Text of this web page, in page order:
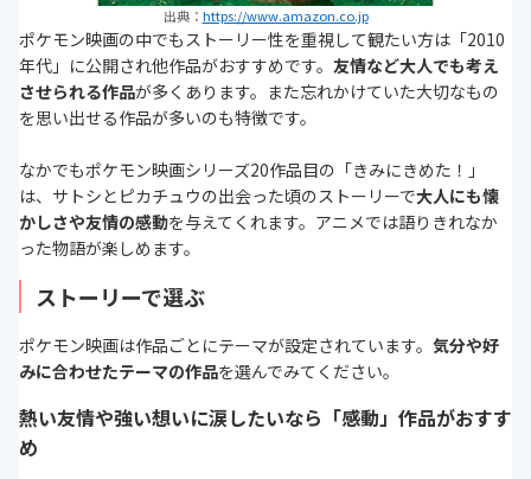
出典： https://www.amazon.co.jp
ポケモン映画の中でもストーリー性を重視して観たい方は「2010
年代」に公開され他作品がおすすめです。 友情など大人でも考え
させられる作品が多くあります。また忘れかけていた大切なもの
を思い出せる作品が多いのも特徴です。
なかでもポケモン映画シリーズ20作品目の「きみにきめた！」
は、サトシとピカチュウの出会った頃のストーリーで大人にも懐
かしさや友情の感動を与えてくれます。アニメでは語りきれなか
った物語が楽しめます。
ストーリーで選ぶ
ポケモン映画は作品ごとにテーマが設定されています。 気分や好
みに合わせたテーマの作品を選んでみてください。
熱い友情や強い想いに涙したいなら「感動」作品がおすす
め